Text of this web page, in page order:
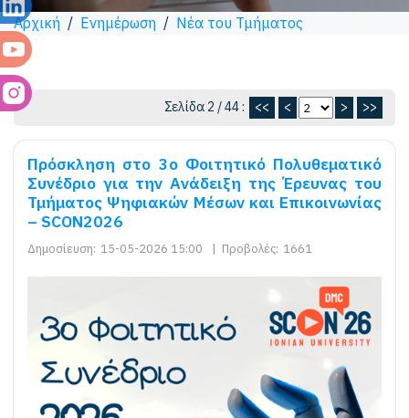
Αρχική / Ενημέρωση / Νέα του Τμήματος
Σελίδα 2 / 44 : << < > >>
Πρόσκληση στο 3ο Φοιτητικό Πολυθεματικό
Συνέδριο για την Ανάδειξη της Έρευνας του
Τμήματος Ψηφιακών Μέσων και Επικοινωνίας
– SCON2026
Δημοσίευση: 15-05-2026 15:00 | Προβολές: 1661